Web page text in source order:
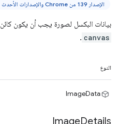
الإصدار 139 من Chrome والإصدارات الأحدث
بيانات البكسل لصورة يجب أن يكون كائن ImageData، مثلاً من عنصر
canvas
.
النوع
ImageData
ImageDetails